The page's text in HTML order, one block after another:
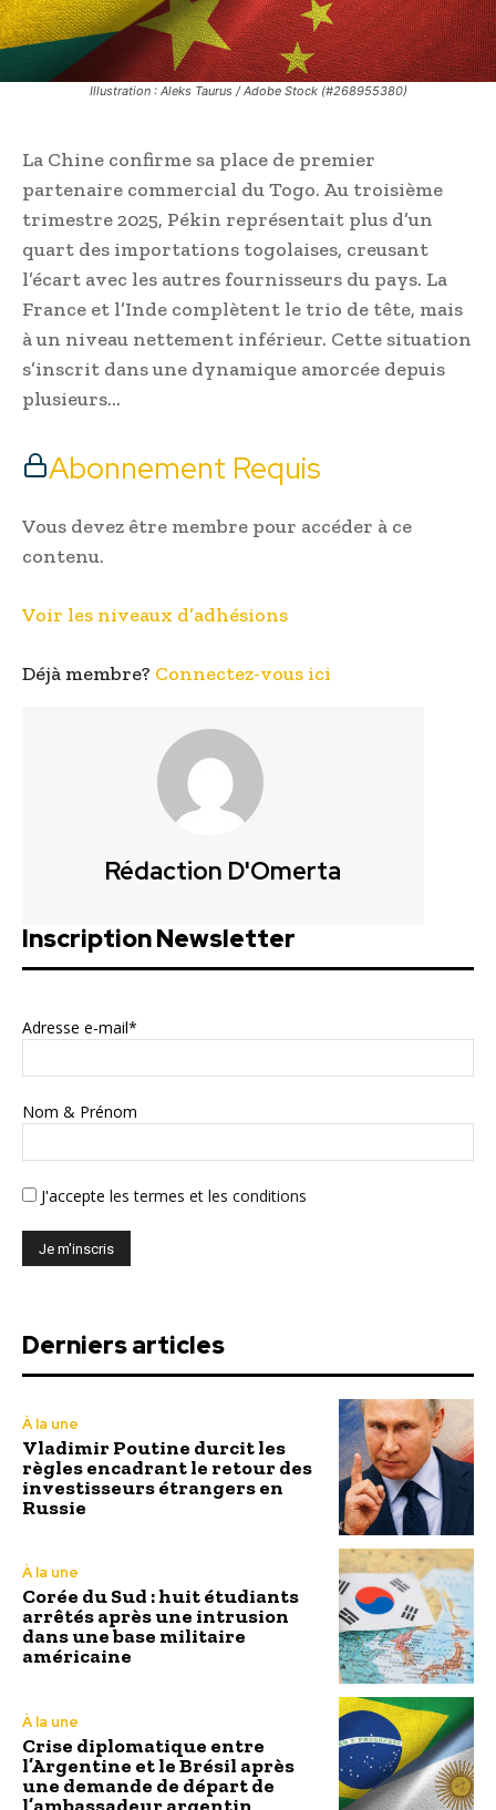
Illustration : Aleks Taurus / Adobe Stock (#268955380)
La Chine confirme sa place de premier
partenaire commercial du Togo. Au troisième
trimestre 2025, Pékin représentait plus d’un
quart des importations togolaises, creusant
l’écart avec les autres fournisseurs du pays. La
France et l’Inde complètent le trio de tête, mais
à un niveau nettement inférieur. Cette situation
s’inscrit dans une dynamique amorcée depuis
plusieurs…
Abonnement Requis
Vous devez être membre pour accéder à ce
contenu.
Voir les niveaux d’adhésions
Déjà membre? Connectez-vous ici
Rédaction D'Omerta
Inscription Newsletter
Adresse e-mail*
Nom & Prénom
J'accepte les termes et les conditions
Derniers articles
À la une
Vladimir Poutine durcit les
règles encadrant le retour des
investisseurs étrangers en
Russie
À la une
Corée du Sud : huit étudiants
arrêtés après une intrusion
dans une base militaire
américaine
À la une
Crise diplomatique entre
l’Argentine et le Brésil après
une demande de départ de